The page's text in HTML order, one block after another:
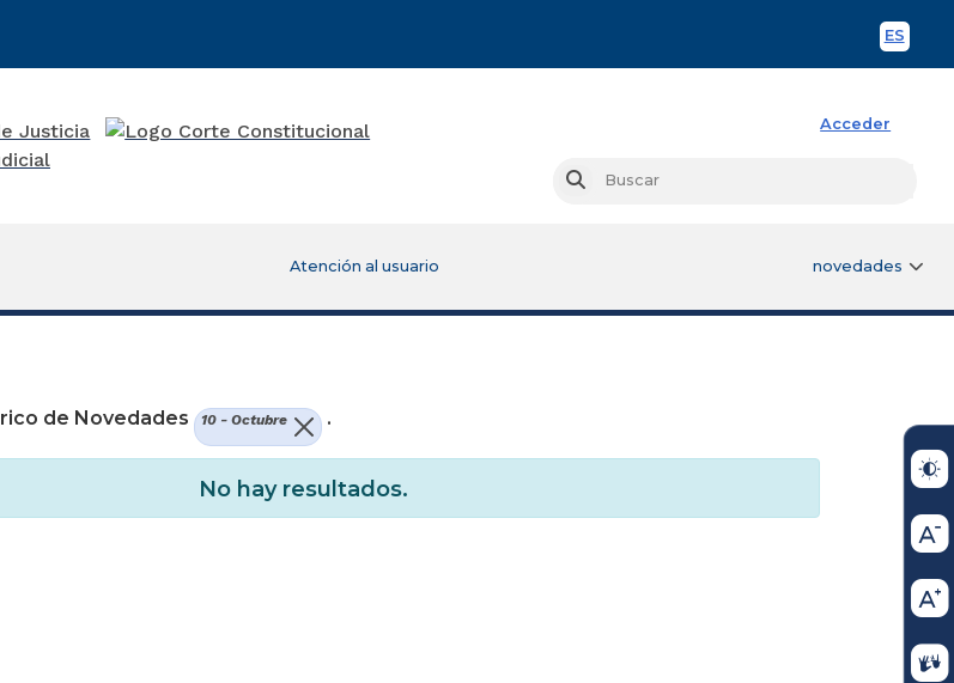
ES
Acceder
Buscar
Atención al usuario novedades
de Novedades
10 - Octubre .
No hay resultados.